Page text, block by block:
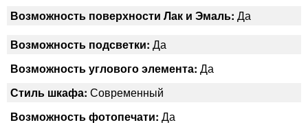
Возможность поверхности Лак и Эмаль: Да
Возможность подсветки: Да
Возможность углового элемента: Да
Стиль шкафа: Современный
Возможность фотопечати: Да